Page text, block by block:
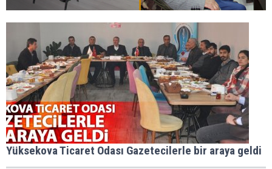
Yüksekova Ticaret Odası Gazetecilerle bir araya geldi